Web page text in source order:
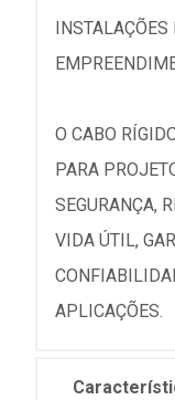
INSTALAÇÕES
O CABO
PARA
SEGURANÇA,
VIDA ÚTIL,
APLICAÇÕES.